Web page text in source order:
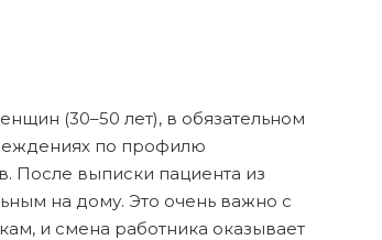
(30–50 лет), в обязательном
по профилю
После выписки пациента из
на дому. Это очень важно с
и смена работника оказывает